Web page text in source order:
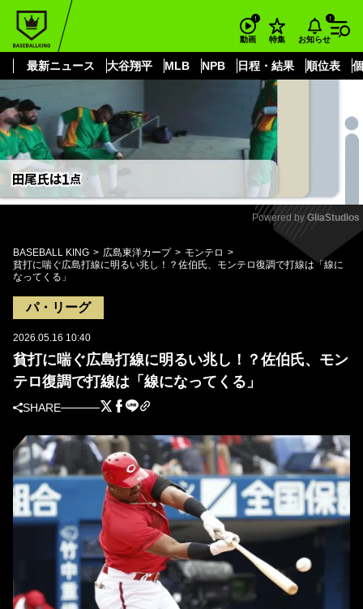
動画 特集 お知らせ
最新ニュース 大谷翔平 MLB NPB 日程・結果 順位表
もっと見る
Mute
Powered by GliaStudios
BASEBALL KING 広島東洋カープ
モンテロ
貧打に喘ぐ広島打線に明るい兆し！？佐伯氏、モンテロ復調で打線は「線に
なってくる」
パ・リーグ
2026.05.16 10:40
貧打に喘ぐ広島打線に明るい兆し！？佐伯氏、モン
テロ復調で打線は「線になってくる」
SHARE